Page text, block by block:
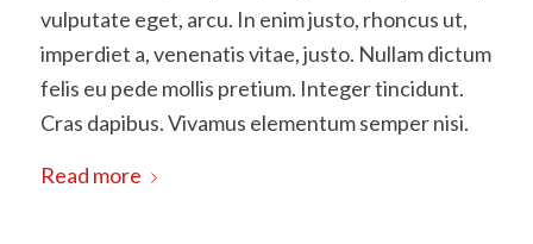
vulputate eget, arcu. In enim justo, rhoncus ut,
imperdiet a, venenatis vitae, justo. Nullam dictum
felis eu pede mollis pretium. Integer tincidunt.
Cras dapibus. Vivamus elementum semper nisi.
Read more